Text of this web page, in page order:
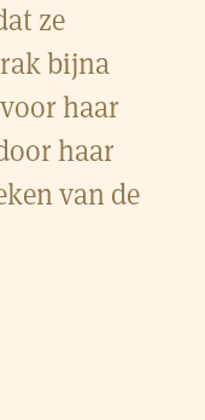
ze
bijna
haar
haar
van de